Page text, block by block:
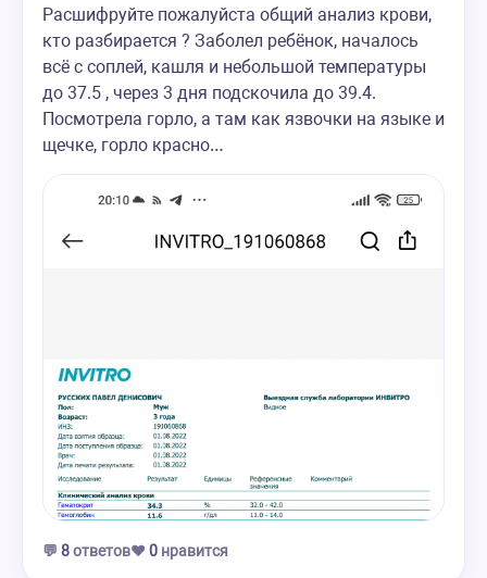
Расшифруйте пожалуйста общий анализ крови,
кто разбирается ? Заболел ребёнок, началось
всё с соплей, кашля и небольшой температуры
до 37.5 , через 3 дня подскочила до 39.4.
Посмотрела горло, а там как язвочки на языке и
щечке, горло красно…
💬 8ответов❤️ 0 нравится